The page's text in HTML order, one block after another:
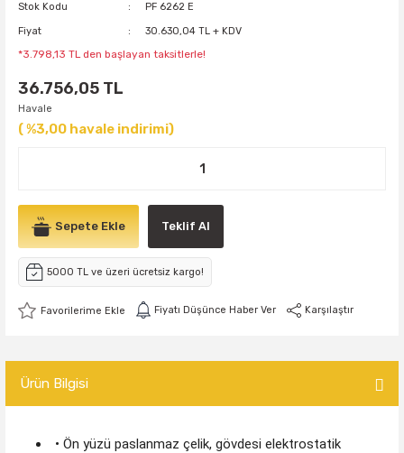
Stok Kodu PF 6262 E
Fiyat 30.630,04 TL + KDV
*3.798,13 TL den başlayan taksitlerle!
36.756,05 TL
Havale
( %3,00 havale indirimi)
Sepete Ekle Teklif Al
5000 TL ve üzeri ücretsiz kargo!
Fiyatı Düşünce Haber Ver Karşılaştır
Ürün Bilgisi
• Ön yüzü paslanmaz çelik, gövdesi elektrostatik